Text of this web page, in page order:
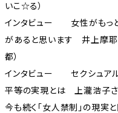
いこ☆る）
インタビュー 女性がもっと
があると思います 井上摩耶
都）
インタビュー セクシュアル
平等の実現とは 上瀧浩子さ
今も続く「女人禁制」の現